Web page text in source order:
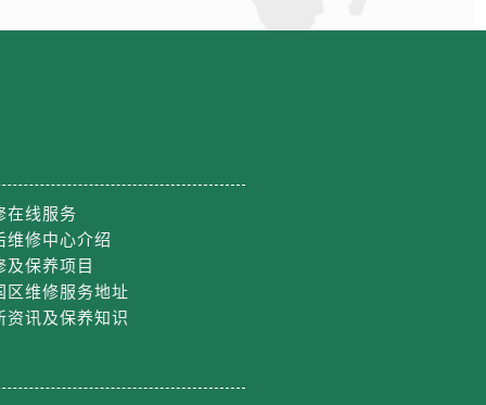
在线服务
维修中心介绍
及保养项目
区维修服务地址
资讯及保养知识